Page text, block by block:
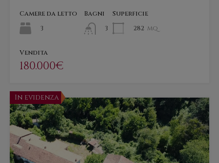
Camere da letto
3
Bagni
3
Superficie
282 mq
Vendita
180.000€
In evidenza